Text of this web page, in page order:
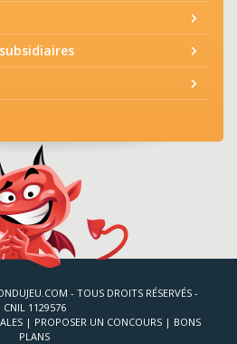
- TOUS DROITS RÉSERVÉS -
CNIL 1129576
| PROPOSER UN CONCOURS | BONS
PLANS